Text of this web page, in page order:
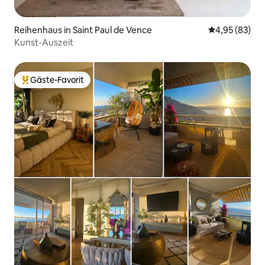
Reihenhaus in Saint Paul de Vence
4,95 (83)
Kunst-Auszeit
Beliebter Gäste-Favorit.
Gäste-Favorit